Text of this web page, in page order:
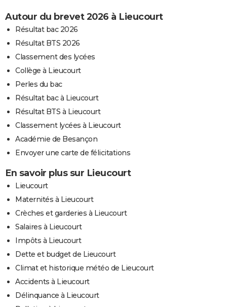
Autour du brevet 2026 à Lieucourt
Résultat bac 2026
Résultat BTS 2026
Classement des lycées
Collège à Lieucourt
Perles du bac
Résultat bac à Lieucourt
Résultat BTS à Lieucourt
Classement lycées à Lieucourt
Académie de Besançon
Envoyer une carte de félicitations
En savoir plus sur Lieucourt
Lieucourt
Maternités à Lieucourt
Crèches et garderies à Lieucourt
Salaires à Lieucourt
Impôts à Lieucourt
Dette et budget de Lieucourt
Climat et historique météo de Lieucourt
Accidents à Lieucourt
Délinquance à Lieucourt